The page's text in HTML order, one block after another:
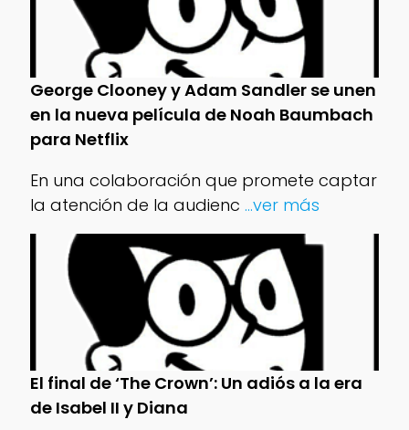
George Clooney y Adam Sandler se unen
en la nueva película de Noah Baumbach
para Netflix
En una colaboración que promete captar
la atención de la audienc ...ver más
El final de ‘The Crown’: Un adiós a la era
de Isabel II y Diana